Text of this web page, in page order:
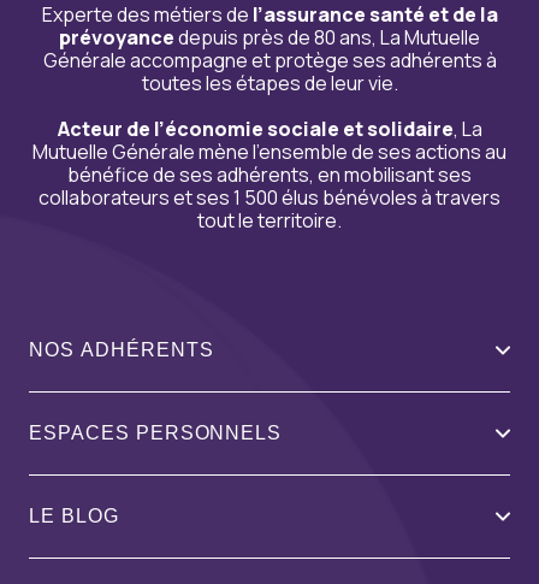
Experte des métiers de l’assurance santé et de la
prévoyancedepuis près de 80 ans, La Mutuelle
Générale accompagne et protège ses adhérents à
toutes les étapes de leur vie.
Acteur de l’économie sociale et solidaire, La
Mutuelle Générale mène l’ensemble de ses actions au
bénéfice de ses adhérents, en mobilisant ses
collaborateurs et ses 1 500 élus bénévoles à travers
tout le territoire.
NOS ADHÉRENTS
ESPACES PERSONNELS
LE BLOG